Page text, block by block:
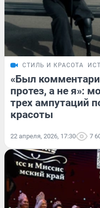
СТИЛЬ И КРАСОТА
«Был
протез, а не я»:
трех ампутаций
красоты
22 апреля, 2026, 17:30 7